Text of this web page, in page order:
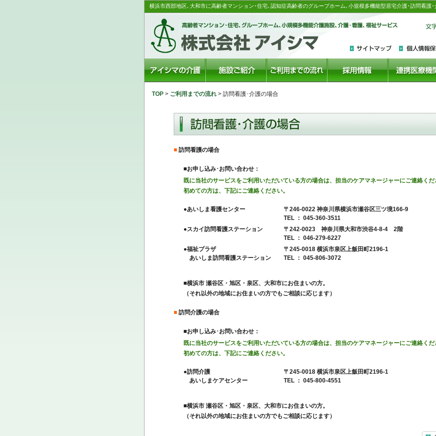
横浜市西部地区､大和市に高齢者マンション･住宅､認知症高齢者のグループホーム､小規模多機能型居宅介護･訪問看護
TOP > ご利用までの流れ > 訪問看護･介護の場合
■ 訪問看護の場合
■お申し込み･お問い合わせ：
既に当社のサービスをご利用いただいている方の場合は、担当のケアマネージャーにご連絡くだ
初めての方は、下記にご連絡ください。
●あいしま看護センター
〒246-0022 神奈川県横浜市瀬谷区三ツ境166-9
TEL ： 045-360-3511
●スカイ訪問看護ステーション
〒242-0023 神奈川県大和市渋谷4-8-4 2階
TEL ： 046-279-6227
●福祉プラザ
あいしま訪問看護ステーション
〒245-0018 横浜市泉区上飯田町2196-1
TEL ： 045-806-3072
■横浜市 瀬谷区・旭区・泉区、大和市にお住まいの方。
（それ以外の地域にお住まいの方でもご相談に応じます）
■ 訪問介護の場合
■お申し込み･お問い合わせ：
既に当社のサービスをご利用いただいている方の場合は、担当のケアマネージャーにご連絡くだ
初めての方は、下記にご連絡ください。
●訪問介護
あいしまケアセンター
〒245-0018 横浜市泉区上飯田町2196-1
TEL ： 045-800-4551
■横浜市 瀬谷区・旭区・泉区、大和市にお住まいの方。
（それ以外の地域にお住まいの方でもご相談に応じます）